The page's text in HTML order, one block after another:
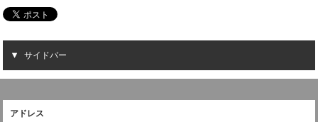
サイドバー
アドレス